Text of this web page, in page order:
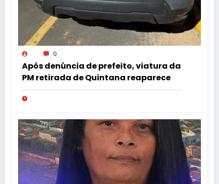
0
Após denúncia de prefeito, viatura da
PM retirada de Quintana reaparece